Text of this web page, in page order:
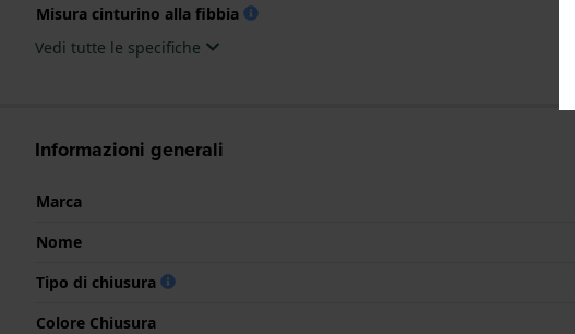
Misura cinturino alla fibbia
Vedi tutte le specifiche
Informazioni generali
Marca
Nome
Tipo di chiusura
Colore Chiusura